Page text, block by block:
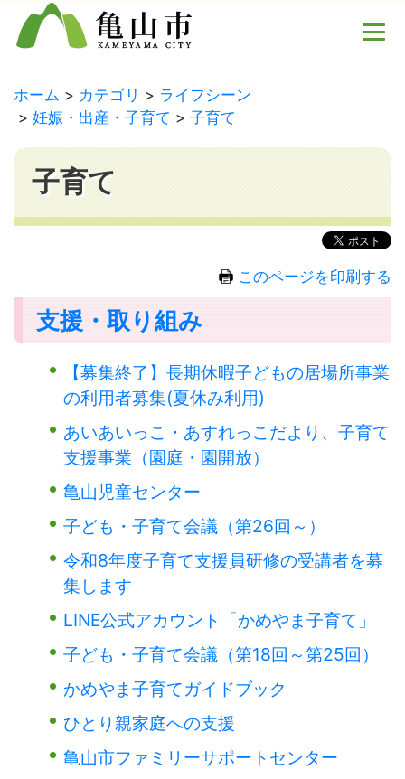
ホーム カテゴリ
ライフシーン
妊娠・出産・子育て
子育て
子育て
このページを印刷する
支援・取り組み
【募集終了】長期休暇子どもの居場所事業
の利用者募集(夏休み利用)
あいあいっこ・あすれっこだより、子育て
支援事業（園庭・園開放）
亀山児童センター
子ども・子育て会議（第26回～）
令和8年度子育て支援員研修の受講者を募
集します
LINE公式アカウント「かめやま子育て」
子ども・子育て会議（第18回～第25回）
かめやま子育てガイドブック
ひとり親家庭への支援
亀山市ファミリーサポートセンター